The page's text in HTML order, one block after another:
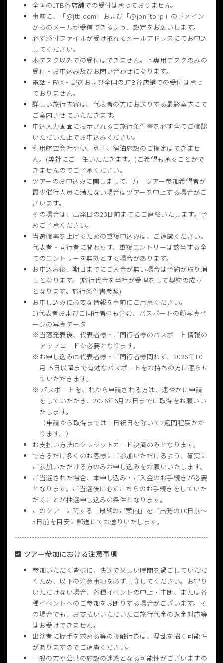
全国のJTB各店舗での受付は承っておりません。
事前に、「@jtb.com」および「@jbn.jtb.jp」のドメイン
からのメールが受信できるよう、設定をお願いします。
必ず添付ファイルが受け取れるメールアドレスにてお申込
してください。
本デスク以外での受付はできません。本専用デスクのみの
受付・お申込み及びお問い合わせになります。
電話・FAX・郵送および全国のJTB各店舗での受付は承っ
ておりません。
詳しい旅行内容は、代表者の方にお送りする最終案内にて
ご案内させていただきます。
申込入力画面に表示されるご旅行条件書を必ず全てご確認
いただいた上でお申込みください。
利用航空会社や便、列車、宿泊施設のご指定はできませ
ん。(弊社にご一任いただきます。)ご希望も承ることがで
きませんのでご了承ください。
ツアーのお申込みに関しまして、万一ツアー参加希望者が
最少催行人員に満たない場合はツアーを中止する場合がご
ざいます。
その場合は、出発日の23日前までにご連絡いたします。予
めご了承ください。
当選確率を上げるための重複申込みは、ご遠慮ください。
代表者・同行者に関わらず、重複エントリーは該当する全
てのエントリーを無効とする場合があります。
お申込み後、期日までにご入金が無い場合は予約が取り消
しとなります。(旅行代金を当社が受理をして契約の成立
となります。旅行条件書参照)
お申し込みに必要な情報を事前にご用意ください。
1)代表者およびご同行者様も含む、パスポートの顔写真ペ
ージの写真データ
当落発表後、代表者様・ご同行者様のパスポート情報の
アップロードが必要となります。
お申し込みは代表者様・ご同行者様問わず、2026年10
月15日以降まで有効なパスポートをお持ちの方に限らせ
ていただきます。
パスポートをこれから申請される方は、速やかに申請
をしていただき、2026年6月22日までに取得をお願いい
たします。
（申請から取得までは土日祝日を除いて2週間程度かか
ります。）
お支払い方法はクレジットカード決済のみとなります。
できるだけ多くのお客様にご参加いただけるよう、確実に
ご参加いただける方のみお申し込みをお願いいたします。
ご当選された場合、本申し込み・ご入金のお手続きが必要
となります。ご当選後に必ずこちらのお手続きをしていた
だくことが抽選申し込みの条件となります。
このツアーに関する「最終のご案内」をご出発の10日前〜
5日前を目安に郵送にてお送りいたします。
ツアー参加における注意事項
参加いただく皆様に、快適で楽しい時間を過ごしていただ
くため、以下の注意事項を必ず順守してください。お守り
いただけない場合、各種イベントの中止・中断、または各
種イベントへのご参加をお断りする場合がございます。そ
の場合でも、お支払いいただいたご旅行代金の返金対応等
はお受けできません。
出演者に握手を求める等の接触行為は、混乱を招く可能性
がありますのでご遠慮ください。
一般の方や公共の施設の迷惑となる可能性がございますの